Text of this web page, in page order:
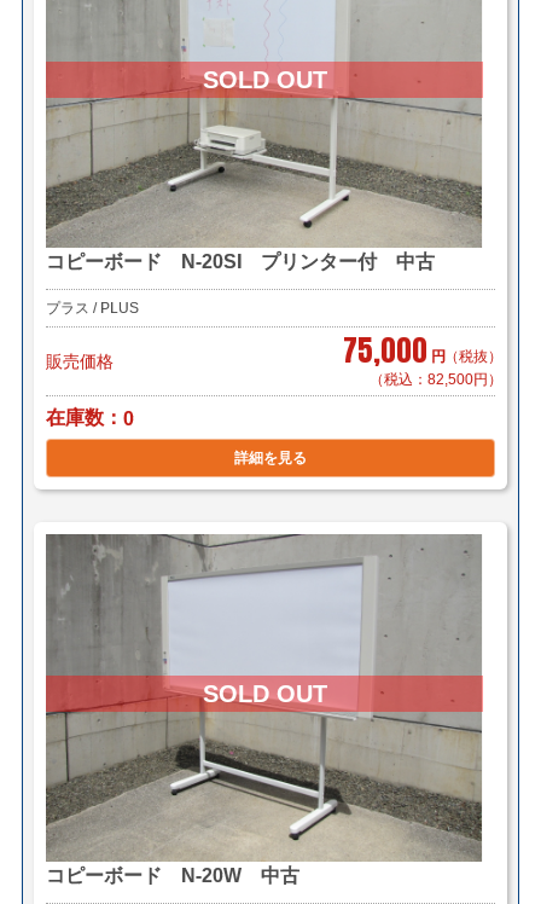
コピーボード N-20SI プリンター付 中古
プラス / PLUS
販売価格 75,000 円 （税抜）
（税込：82,500円）
在庫数 0
詳細を見る
コピーボード N-20W 中古